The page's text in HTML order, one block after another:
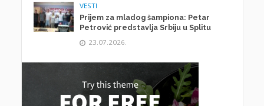
VESTI
Prijem za mladog šampiona: Petar
Petrović predstavlja Srbiju u Splitu
23.07.2026.